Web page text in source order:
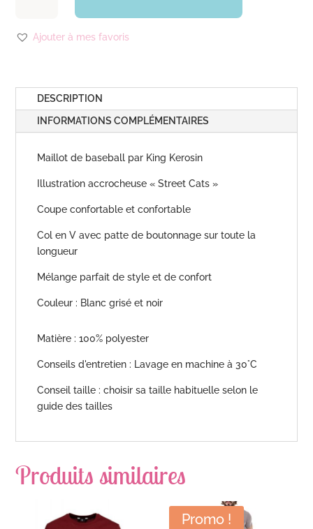
"StreetAjouter à mes favoris
DESCRIPTION
INFORMATIONS COMPLÉMENTAIRES
Maillot de baseball par King Kerosin
Illustration accrocheuse « Street Cats »
Coupe confortable et confortable
Col en V avec patte de boutonnage sur toute la
longueur
Mélange parfait de style et de confort
Couleur : Blanc grisé et noir
Matière : 100% polyester
Conseils d'entretien : Lavage en machine à 30°C
Conseil taille : choisir sa taille habituelle selon le
guide des tailles
Produits similaires
Promo !